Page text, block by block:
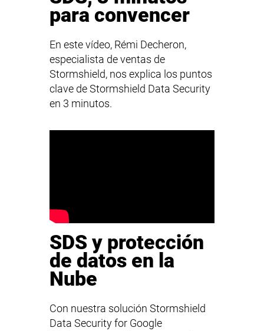
para convencer
En este vídeo, Rémi Decheron,
especialista de ventas de
Stormshield, nos explica los puntos
clave de Stormshield Data Security
en 3 minutos.
SDS y protección
de datos en la
Nube
Con nuestra solución Stormshield
Data Security for Google